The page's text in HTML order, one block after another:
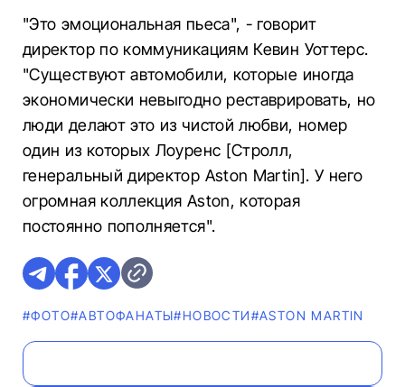
"Это эмоциональная пьеса", - говорит
директор по коммуникациям Кевин Уоттерс.
"Существуют автомобили, которые иногда
экономически невыгодно реставрировать, но
люди делают это из чистой любви, номер
один из которых Лоуренс [Стролл,
генеральный директор Aston Martin]. У него
огромная коллекция Aston, которая
постоянно пополняется".
#ФОТО#AВТОФАНАТЫ#НОВОСТИ#ASTON MARTIN